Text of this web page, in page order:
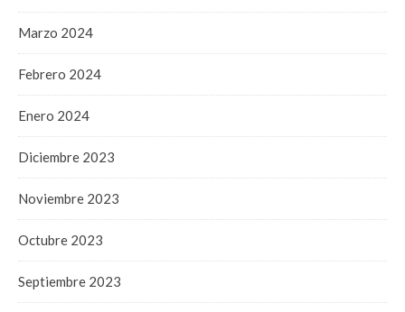
Marzo 2024
Febrero 2024
Enero 2024
Diciembre 2023
Noviembre 2023
Octubre 2023
Septiembre 2023